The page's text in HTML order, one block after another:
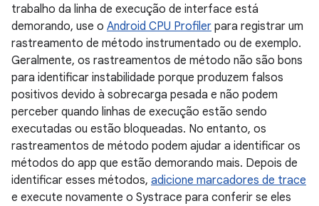
trabalho da linha de execução de interface está
demorando, use o Android CPU Profiler para registrar um
rastreamento de método instrumentado ou de exemplo.
Geralmente, os rastreamentos de método não são bons
para identificar instabilidade porque produzem falsos
positivos devido à sobrecarga pesada e não podem
perceber quando linhas de execução estão sendo
executadas ou estão bloqueadas. No entanto, os
rastreamentos de método podem ajudar a identificar os
métodos do app que estão demorando mais. Depois de
identificar esses métodos, adicione marcadores de trace
e execute novamente o Systrace para conferir se eles